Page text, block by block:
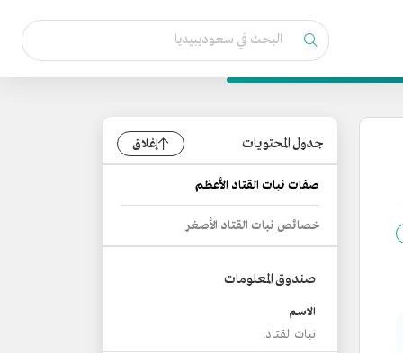
جدول المحتويات إغلاق
صفات نبات القتاد الأعظم
خصائص نبات القتاد الأصغر
صندوق المعلومات
الاسم
نبات القتاد.